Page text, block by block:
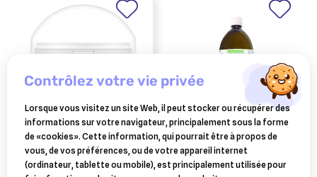
ESC LABORATOIRE
esc laboratoire chardon-
marie plante pure soutien
de foie 1kg23,60 €
BOIRON
drainosyl (ex-pvb drainage
hépatique) 1 litre - favorise
le métabolisme digestif
58,99 €
contrôlez votre vie privée
Lorsque vous visitez un site Web, il peut stocker ou récupérer des
informations sur votre navigateur, principalement sous la forme
de «cookies». Cette information, qui pourrait être à propos de
vous, de vos préférences, ou de votre appareil internet
(ordinateur, tablette ou mobile), est principalement utilisée pour